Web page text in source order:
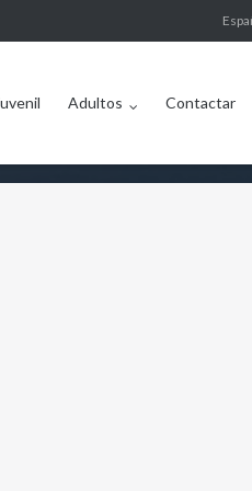
Adultos Contactar